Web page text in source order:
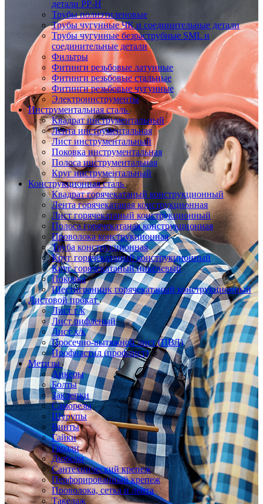
детали PP-H
Трубы полиэтиленовые
Трубы чугунные ЧК и соединительные детали
Трубы чугунные безраструбные SML и
соединительные детали
Фильтры
Фитинги резьбовые латунные
Фитинги резьбовые стальные
Фитинги резьбовые чугунные
Электроинструменты
Инструментальная сталь
Квадрат инструментальный
Лента инструментальная
Лист инструментальный
Поковка инструментальная
Полоса инструментальная
Круг инструментальный
Конструкционная сталь
Квадрат горячекатаный конструкционный
Лента горячекатаная конструкционная
Лист горячекатаный конструкционный
Полоса горячекатаная конструкционная
Проволока конструкционная
Труба конструкционная
Круг горячекатаный конструкционный
Круг горячекатаный никелевый
Поковка
Шестигранник горячекатаный конструкционный
Листовой прокат
Лист г/к
Лист рифленый
Лист х/к
Просечно-вытяжной лист (ПВЛ)
Профнастил (профлист)
Метизы
Анкеры
Болты
Заклепки
Саморезы
Шурупы
Винты
Гайки
Гвозди
Дюбели
Сантехнический крепеж
Перфорированный крепеж
Проволока, сетка и лента
Такелаж